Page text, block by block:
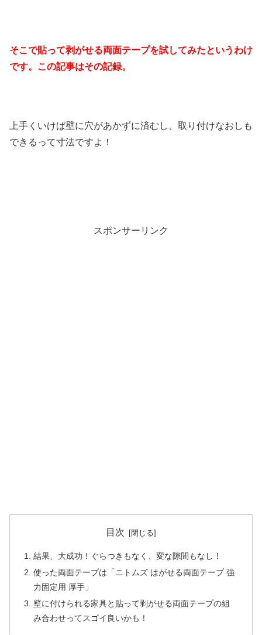
そこで貼って剥がせる両面テープを試してみたというわけ
です。この記事はその記録。
上手くいけば壁に穴があかずに済むし、取り付けなおしも
できるって寸法ですよ！
スポンサーリンク
目次
結果、大成功！ぐらつきもなく、変な隙間もなし！
使った両面テープは「ニトムズ はがせる両面テープ 強
力固定用 厚手」
壁に付けられる家具と貼って剥がせる両面テープの組
み合わせってスゴイ良いかも！